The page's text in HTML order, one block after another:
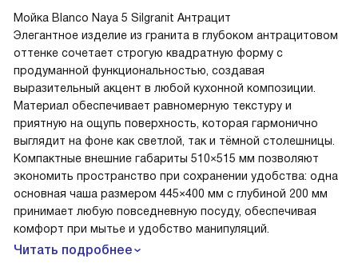
Мойка Blanco Naya 5 Silgranit Антрацит
Элегантное изделие из гранита в глубоком антрацитовом
оттенке сочетает строгую квадратную форму с
продуманной функциональностью, создавая
выразительный акцент в любой кухонной композиции.
Материал обеспечивает равномерную текстуру и
приятную на ощупь поверхность, которая гармонично
выглядит на фоне как светлой, так и тёмной столешницы.
Компактные внешние габариты 510×515 мм позволяют
экономить пространство при сохранении удобства: одна
основная чаша размером 445×400 мм с глубиной 200 мм
принимает любую повседневную посуду, обеспечивая
комфорт при мытье и удобство манипуляций.
Читать подробнее